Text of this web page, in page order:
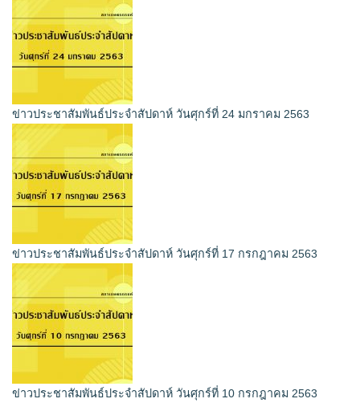
ข่าวประชาสัมพันธ์ประจำสัปดาห์ วันศุกร์ที่ 24 มกราคม 2563
ข่าวประชาสัมพันธ์ประจำสัปดาห์ วันศุกร์ที่ 17 กรกฎาคม 2563
ข่าวประชาสัมพันธ์ประจำสัปดาห์ วันศุกร์ที่ 10 กรกฎาคม 2563